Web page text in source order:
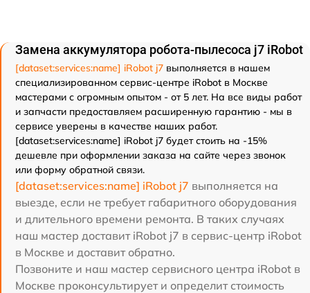
Замена аккумулятора робота-пылесоса j7 iRobot
[dataset:services:name] iRobot j7 выполняется в нашем
специализированном сервис-центре iRobot в Москве
мастерами с огромным опытом - от 5 лет. На все виды работ
и запчасти предоставляем расширенную гарантию - мы в
сервисе уверены в качестве наших работ.
[dataset:services:name] iRobot j7 будет стоить на -15%
дешевле при оформлении заказа на сайте через звонок
или форму обратной связи.
[dataset:services:name] iRobot j7 выполняется на
выезде, если не требует габаритного оборудования
и длительного времени ремонта. В таких случаях
наш мастер доставит iRobot j7 в сервис-центр iRobot
в Москве и доставит обратно.
Позвоните и наш мастер сервисного центра iRobot в
Москве проконсультирует и определит стоимость